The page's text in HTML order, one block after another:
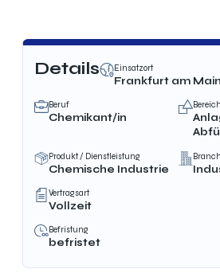
Details Einsatzort
Frankfurt am Main
Beruf
Chemikant/in
Produkt / Dienstleistung
Chemische Industrie
Vertragsart
Vollzeit
Befristung
befristet